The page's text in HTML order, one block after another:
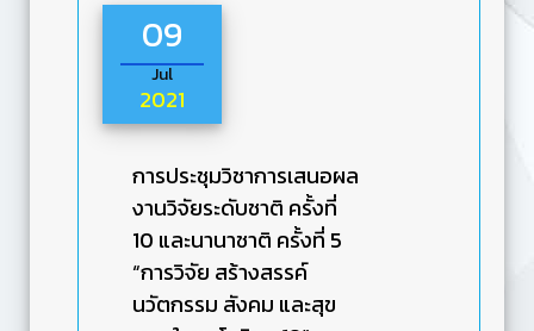
09
Jul
2021
การประชุมวิชาการเสนอผล
งานวิจัยระดับชาติ ครั้งที่
10 และนานาชาติ ครั้งที่ 5
“การวิจัย สร้างสรรค์
นวัตกรรม สังคม และสุข